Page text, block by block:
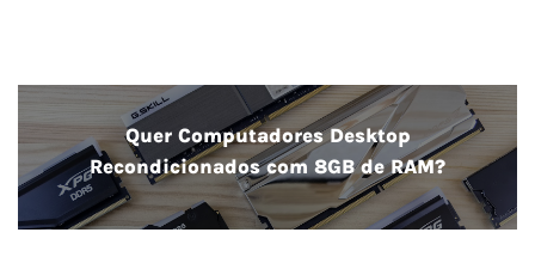
Quer Computadores Desktop
Recondicionados com 8GB de RAM?